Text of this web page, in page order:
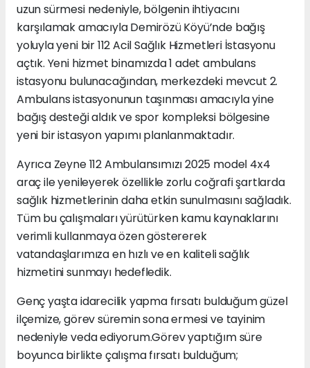
uzun sürmesi nedeniyle, bölgenin ihtiyacını
karşılamak amacıyla Demirözü Köyü’nde bağış
yoluyla yeni bir 112 Acil Sağlık Hizmetleri İstasyonu
açtık. Yeni hizmet binamızda 1 adet ambulans
istasyonu bulunacağından, merkezdeki mevcut 2.
Ambulans istasyonunun taşınması amacıyla yine
bağış desteği aldık ve spor kompleksi bölgesine
yeni bir istasyon yapımı planlanmaktadır.
Ayrıca Zeyne 112 Ambulansımızı 2025 model 4x4
araç ile yenileyerek özellikle zorlu coğrafi şartlarda
sağlık hizmetlerinin daha etkin sunulmasını sağladık.
Tüm bu çalışmaları yürütürken kamu kaynaklarını
verimli kullanmaya özen göstererek
vatandaşlarımıza en hızlı ve en kaliteli sağlık
hizmetini sunmayı hedefledik.
Genç yaşta idarecilik yapma fırsatı bulduğum güzel
ilçemize, görev süremin sona ermesi ve tayinim
nedeniyle veda ediyorum.Görev yaptığım süre
boyunca birlikte çalışma fırsatı bulduğum;